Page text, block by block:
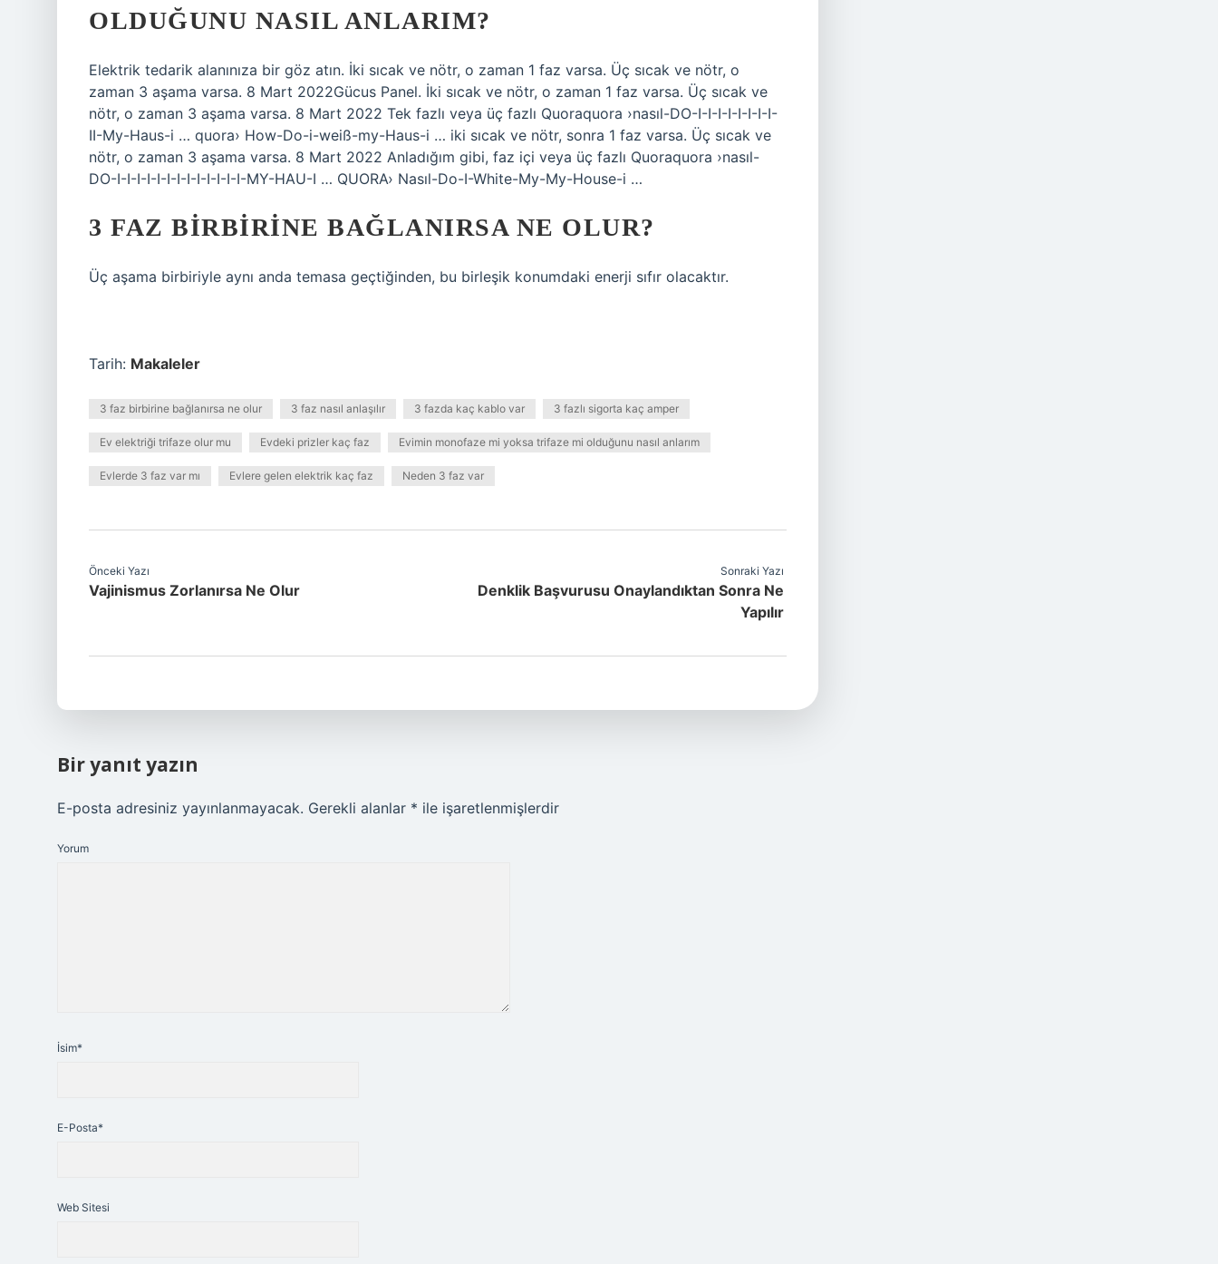
OLDUĞUNU NASIL ANLARIM?
Elektrik tedarik alanınıza bir göz atın. İki sıcak ve nötr, o zaman 1 faz varsa. Üç sıcak ve nötr, o
zaman 3 aşama varsa. 8 Mart 2022Gücus Panel. İki sıcak ve nötr, o zaman 1 faz varsa. Üç sıcak ve
nötr, o zaman 3 aşama varsa. 8 Mart 2022 Tek fazlı veya üç fazlı Quoraquora ›nasıl-DO-I-I-I-I-I-I-I-I-
II-My-Haus-i … quora› How-Do-i-weiß-my-Haus-i … iki sıcak ve nötr, sonra 1 faz varsa. Üç sıcak ve
nötr, o zaman 3 aşama varsa. 8 Mart 2022 Anladığım gibi, faz içi veya üç fazlı Quoraquora ›nasıl-
DO-I-I-I-I-I-I-I-I-I-I-I-I-I-MY-HAU-I … QUORA› Nasıl-Do-I-White-My-My-House-i …
3 FAZ BIRBIRINE BAĞLANIRSA NE OLUR?
Üç aşama birbiriyle aynı anda temasa geçtiğinden, bu birleşik konumdaki enerji sıfır olacaktır.
Tarih: Makaleler
3 faz birbirine bağlanırsa ne olur 3 faz nasıl anlaşılır 3 fazda kaç kablo var 3 fazlı sigorta kaç amper
Ev elektriği trifaze olur mu Evdeki prizler kaç faz Evimin monofaze mi yoksa trifaze mi olduğunu nasıl anlarım
Evlerde 3 faz var mı Evlere gelen elektrik kaç faz Neden 3 faz var
Önceki Yazı
Vajinismus Zorlanırsa Ne Olur
Sonraki Yazı
Denklik Başvurusu Onaylandıktan Sonra Ne
Yapılır
Bir yanıt yazın
E-posta adresiniz yayınlanmayacak. Gerekli alanlar * ile işaretlenmişlerdir
Yorum
İsim*
E-Posta*
Web Sitesi